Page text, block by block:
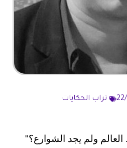
تراب الحكايات
ولم يجد الشوارع؟"